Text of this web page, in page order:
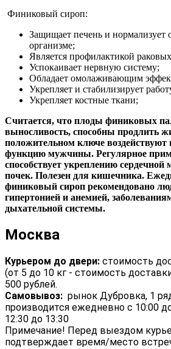
Финиковый сироп:
Защищает печень и нормализует
организме;
Является профилактикой
Успокаивает нервную систему;
Обладает омолаживающим
Укрепляет и стабилизирует
Укрепляет костные ткани;
Считается, что плоды финиковых
выносливость, способны продлить
положительном ключе воздействуют
функцию мужчины. Регулярное
способствует укреплению
почек. Полезен для кишечника.
финиковый сироп рекомендовано
гипертонией и анемией,
дыхательной системы.
Москва
Курьером до двери: стоимость
(от 5 до 10 кг - стоимость
500 рублей.
Самовывоз: рынок Дубровка, 1
производится ежедневно с 10:00
12:30 до 13:30
Примечание! Перед выездом
подтверждает время/место